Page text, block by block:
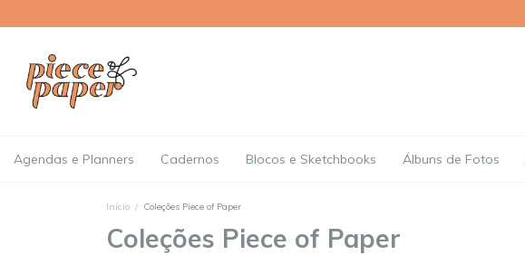
Agendas e Planners Cadernos Blocos e Sketchbooks Álbuns de Fotos
Início / Coleções Piece of Paper
Coleções Piece of Paper